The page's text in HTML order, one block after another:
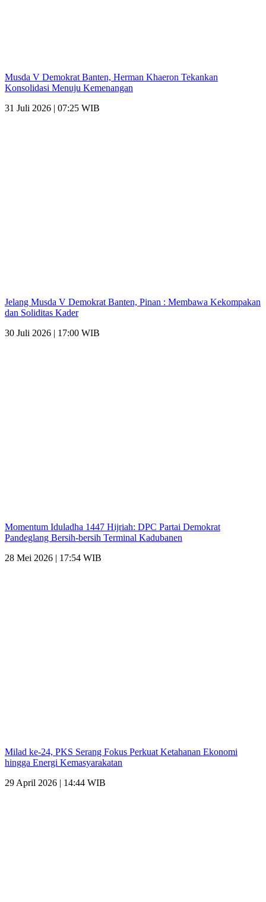
Musda V Demokrat Banten, Herman Khaeron Tekankan
Konsolidasi Menuju Kemenangan
31 Juli 2026 | 07:25 WIB
Jelang Musda V Demokrat Banten, Pinan : Membawa Kekompakan
dan Soliditas Kader
30 Juli 2026 | 17:00 WIB
Momentum Iduladha 1447 Hijriah: DPC Partai Demokrat
Pandeglang Bersih-bersih Terminal Kadubanen
28 Mei 2026 | 17:54 WIB
Milad ke-24, PKS Serang Fokus Perkuat Ketahanan Ekonomi
hingga Energi Kemasyarakatan
29 April 2026 | 14:44 WIB